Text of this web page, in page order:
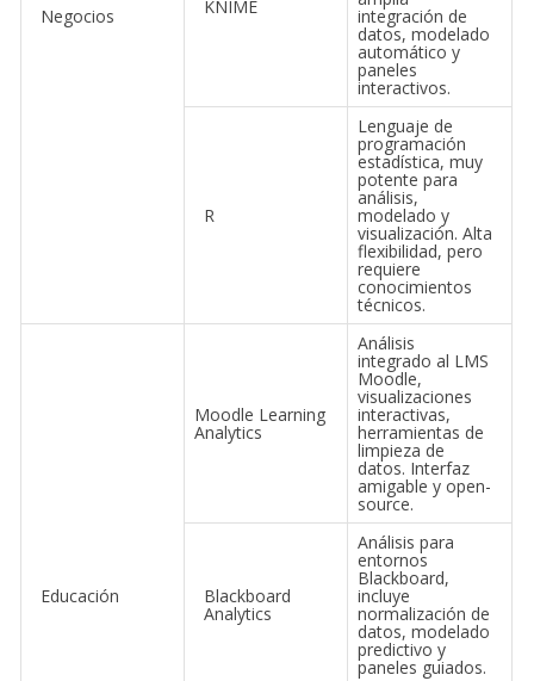
Negocios KNIME integración de
datos, modelado
automático y
paneles
interactivos.
R
Lenguaje de
programación
estadística, muy
potente para
análisis,
modelado y
visualización. Alta
flexibilidad, pero
requiere
conocimientos
técnicos.
Educación
Moodle Learning
Analytics
Análisis
integrado al LMS
Moodle,
visualizaciones
interactivas,
herramientas de
limpieza de
datos. Interfaz
amigable y open-
source.
Blackboard
Analytics
Análisis para
entornos
Blackboard,
incluye
normalización de
datos, modelado
predictivo y
paneles guiados.